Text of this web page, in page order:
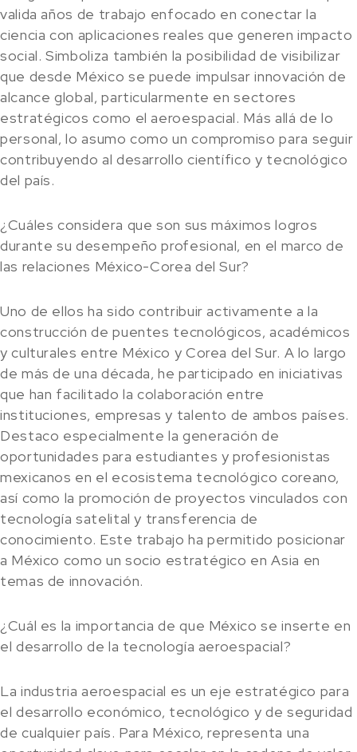
valida años de trabajo enfocado en conectar la
ciencia con aplicaciones reales que generen impacto
social. Simboliza también la posibilidad de visibilizar
que desde México se puede impulsar innovación de
alcance global, particularmente en sectores
estratégicos como el aeroespacial. Más allá de lo
personal, lo asumo como un compromiso para seguir
contribuyendo al desarrollo científico y tecnológico
del país.
¿Cuáles considera que son sus máximos logros
durante su desempeño profesional, en el marco de
las relaciones México-Corea del Sur?
Uno de ellos ha sido contribuir activamente a la
construcción de puentes tecnológicos, académicos
y culturales entre México y Corea del Sur. A lo largo
de más de una década, he participado en iniciativas
que han facilitado la colaboración entre
instituciones, empresas y talento de ambos países.
Destaco especialmente la generación de
oportunidades para estudiantes y profesionistas
mexicanos en el ecosistema tecnológico coreano,
así como la promoción de proyectos vinculados con
tecnología satelital y transferencia de
conocimiento. Este trabajo ha permitido posicionar
a México como un socio estratégico en Asia en
temas de innovación.
¿Cuál es la importancia de que México se inserte en
el desarrollo de la tecnología aeroespacial?
La industria aeroespacial es un eje estratégico para
el desarrollo económico, tecnológico y de seguridad
de cualquier país. Para México, representa una